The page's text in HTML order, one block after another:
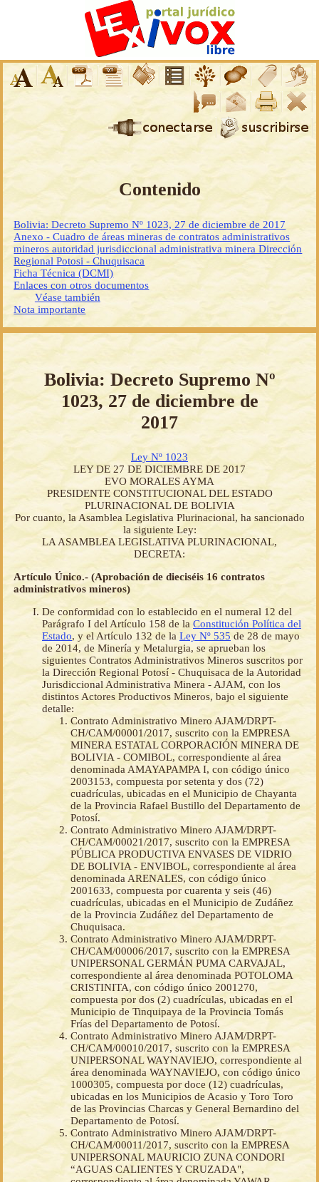
Contenido
Bolivia: Decreto Supremo Nº 1023, 27 de diciembre de 2017
Anexo - Cuadro de áreas mineras de contratos administrativos
mineros autoridad jurisdiccional administrativa minera Dirección
Regional Potosi - Chuquisaca
Ficha Técnica (DCMI)
Enlaces con otros documentos
Véase también
Nota importante
Bolivia: Decreto Supremo Nº
1023, 27 de diciembre de
2017
Ley Nº 1023
LEY DE 27 DE DICIEMBRE DE 2017
EVO MORALES AYMA
PRESIDENTE CONSTITUCIONAL DEL ESTADO
PLURINACIONAL DE BOLIVIA
Por cuanto, la Asamblea Legislativa Plurinacional, ha sancionado
la siguiente Ley:
LA ASAMBLEA LEGISLATIVA PLURINACIONAL,
DECRETA:
Artículo Único.- (Aprobación de dieciséis 16 contratos
administrativos mineros)
De conformidad con lo establecido en el numeral 12 del
Parágrafo I del Artículo 158 de la Constitución Política del
Estado, y el Artículo 132 de la Ley Nº 535 de 28 de mayo
de 2014, de Minería y Metalurgia, se aprueban los
siguientes Contratos Administrativos Mineros suscritos por
la Dirección Regional Potosí - Chuquisaca de la Autoridad
Jurisdiccional Administrativa Minera - AJAM, con los
distintos Actores Productivos Mineros, bajo el siguiente
detalle:
Contrato Administrativo Minero AJAM/DRPT-
CH/CAM/00001/2017, suscrito con la EMPRESA
MINERA ESTATAL CORPORACIÓN MINERA DE
BOLIVIA - COMIBOL, correspondiente al área
denominada AMAYAPAMPA I, con código único
2003153, compuesta por setenta y dos (72)
cuadrículas, ubicadas en el Municipio de Chayanta
de la Provincia Rafael Bustillo del Departamento de
Potosí.
Contrato Administrativo Minero AJAM/DRPT-
CH/CAM/00021/2017, suscrito con la EMPRESA
PÚBLICA PRODUCTIVA ENVASES DE VIDRIO
DE BOLIVIA - ENVIBOL, correspondiente al área
denominada ARENALES, con código único
2001633, compuesta por cuarenta y seis (46)
cuadrículas, ubicadas en el Municipio de Zudáñez
de la Provincia Zudáñez del Departamento de
Chuquisaca.
Contrato Administrativo Minero AJAM/DRPT-
CH/CAM/00006/2017, suscrito con la EMPRESA
UNIPERSONAL GERMÁN PUMA CARVAJAL,
correspondiente al área denominada POTOLOMA
CRISTINITA, con código único 2001270,
compuesta por dos (2) cuadrículas, ubicadas en el
Municipio de Tinquipaya de la Provincia Tomás
Frías del Departamento de Potosí.
Contrato Administrativo Minero AJAM/DRPT-
CH/CAM/00010/2017, suscrito con la EMPRESA
UNIPERSONAL WAYNAVIEJO, correspondiente al
área denominada WAYNAVIEJO, con código único
1000305, compuesta por doce (12) cuadrículas,
ubicadas en los Municipios de Acasio y Toro Toro
de las Provincias Charcas y General Bernardino del
Departamento de Potosí.
Contrato Administrativo Minero AJAM/DRPT-
CH/CAM/00011/2017, suscrito con la EMPRESA
UNIPERSONAL MAURICIO ZUNA CONDORI
“AGUAS CALIENTES Y CRUZADA",